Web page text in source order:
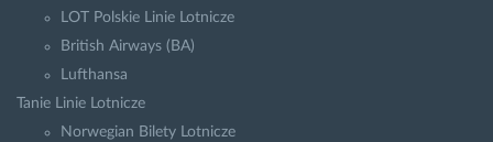
LOT Polskie Linie Lotnicze
British Airways (BA)
Lufthansa
Tanie Linie Lotnicze
Norwegian Bilety Lotnicze